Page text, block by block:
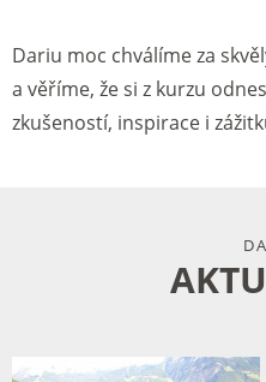
Dariu moc chválíme za
a věříme, že si z kurzu
zkušeností, inspirace i